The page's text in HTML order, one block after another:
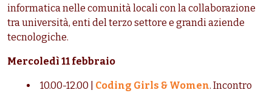
informatica nelle comunità locali con la collaborazione
tra università, enti del terzo settore e grandi aziende
tecnologiche.
Mercoledì 11 febbraio
10.00-12.00 | Coding Girls & Women. Incontro